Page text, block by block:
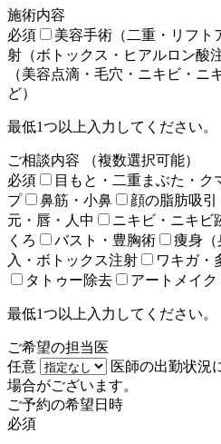
施術内容
必須
美容手術（二重・リフト
射（ボトックス・ヒアルロン酸
（美容点滴・毛穴・ニキビ・ニ
ど）
最低1つ以上入力してください。
ご相談内容
（複数選択可能）
必須
目もと・二重まぶた・ク
プ
鼻筋・小鼻 顔の脂肪吸引
元・唇・人中
ニキビ・ニキビ
くろ
バスト・豊胸術 痩身（
入・ボトックス注射
ワキガ・
タトゥー除去
アートメイク
最低1つ以上入力してください。
ご希望の担当医
任意
医師の出勤状況
場合がございます。
ご予約の希望日時
必須